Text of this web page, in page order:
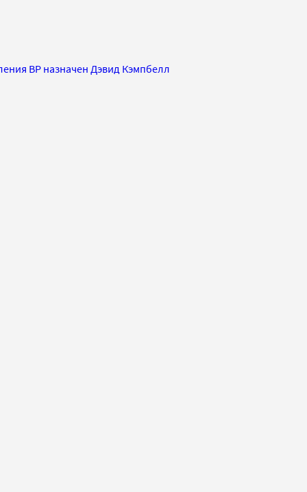
ВР назначен Дэвид Кэмпбелл